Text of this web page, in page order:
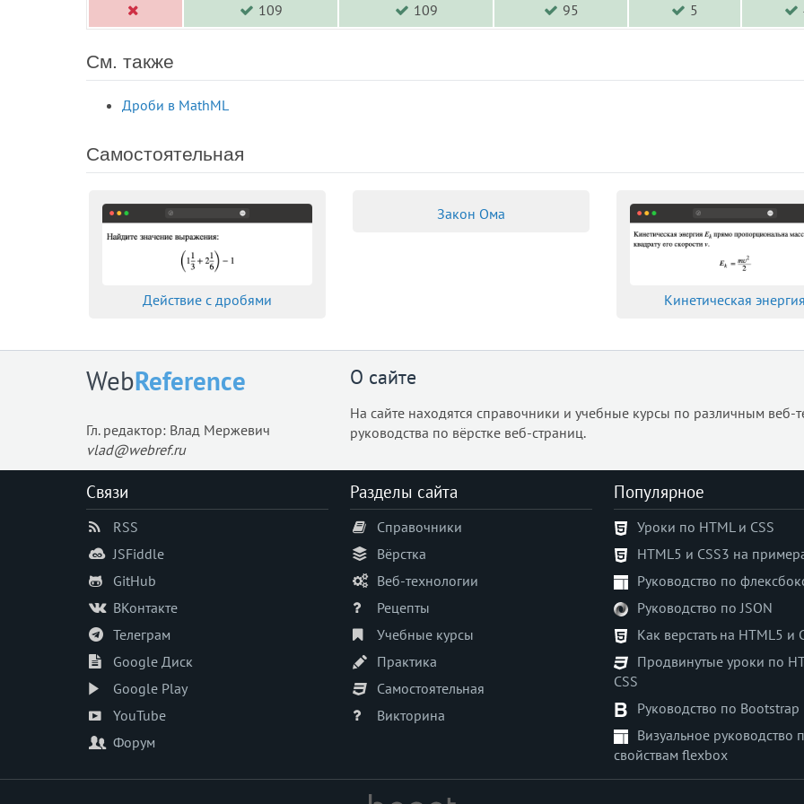
109 109 95 5
См. также
Дроби в MathML
Самостоятельная
Действие с дробями
Закон Ома
Кинетическая
WebReference
Гл. редактор: Влад Мержевич
vlad@webref.ru
О сайте
На сайте находятся справочники и учебные курсы по различным веб-
руководства по вёрстке веб-страниц.
Связи
RSS
JSFiddle
GitHub
ВКонтакте
Телеграм
Google Диск
Google Play
YouTube
Форум
Разделы сайта
Справочники
Вёрстка
Веб-технологии
Рецепты
Учебные курсы
Практика
Самостоятельная
Викторина
Популярное
Уроки по HTML и CSS
HTML5 и CSS3 на
Руководство по
Руководство по JSON
Как верстать на HTML5 и
Продвинутые уроки по
CSS
Руководство по Bootstrap
Визуальное руководство
свойствам flexbox